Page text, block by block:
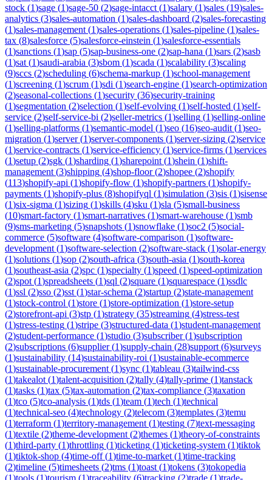
stock (1)sage (1)sage-50 (2)sage-intacct (1)salary (1)sales (19)sales-
analytics (3)sales-automation (1)sales-dashboard (2)sales-forecasting
(1)sales-management (1)sales-operations (1)sales-pipeline (1)sales-
tax (8)salesforce (5)salesforce-einstein (1)salesforce-essentials
(1)sanctions (1)sap (5)sap-business-one (2)sap-hana (1)sars (2)sasb
(1)sat (1)saudi-arabia (3)sbom (1)scada (1)scalability (3)scaling
(9)sccs (2)scheduling (6)schema-markup (1)school-management
(1)screening (1)scrum (1)sdi (1)search-engine (1)search-optimization
(2)seasonal-collections (1)security (36)security-training
(1)segmentation (2)selection (1)self-evolving (1)self-hosted (1)self-
service (2)self-service-bi (2)seller-metrics (1)selling (1)selling-online
(1)selling-platforms (1)semantic-model (1)seo (16)seo-audit (1)seo-
migration (1)server(1)server-components (1)server-sizing (2)service
(1)service-contracts (1)service-efficiency (1)service-firms (1)services
(1)setup (2)sgk (1)sharding (1)sharepoint (1)shein (1)shift-
management (3)shipping (4)shop-floor(2)shopee (2)shopify
(113)shopify-api (1)shopify-flow (1)shopify-partners (1)shopify-
payments (1)shopify-plus (8)shopifyql (1)simulation (3)sis (1)sisense
(1)six-sigma (1)sizing (1)skills (4)sku (1)sla (5)small-business
(10)smart-factory (1)smart-narratives (1)smart-warehouse (1)smb
(9)sms-marketing (5)snapshots (1)snowflake (1)soc2 (5)social-
commerce (5)software (4)software-comparison (1)software-
development (1)software-selection (2)software-stack (1)solar-energy
(1)solutions (1)sop (2)south-africa (3)south-asia (1)south-korea
(1)southeast-asia (2)spc (1)specialty (1)speed (1)speed-optimization
(2)spot (1)spreadsheets (1)sql (2)square (1)squarespace (1)ssdlc
(1)ssl (2)sso (2)sst (1)star-schema (2)startup (2)state-management
(1)stock-control (1)store (1)store-optimization (1)store-setup
(2)storefront-api (3)stp (1)strategy (35)streaming (4)stress-test
(1)stress-testing (1)stripe (3)structured-data (1)student-management
(2)student-performance (1)studio (3)subscriber(1)subscription
(2)subscriptions (6)supplier(1)supply-chain (28)support (6)surveys
(1)sustainability (14)sustainability-roi (1)sustainable-ecommerce
(1)sustainable-procurement (1)sync (1)tableau (3)tailwind-css
(1)takealot (1)talent-acquisition (2)tally (4)tally-prime (1)tanstack
(1)tasks (1)tax (5)tax-automation (2)tax-compliance (3)taxation
(1)tco (5)tco-analysis (1)tds (1)team (1)tech (1)technical
(1)technical-seo (4)technology (2)telecom (3)templates (3)temu
(1)terraform (1)territory-management (1)testing (7)text-messaging
(1)textile (2)theme-development (2)themes (1)theory-of-constraints
(1)third-party (1)throttling (1)ticketing (1)ticketing-system (1)tiktok
(1)tiktok-shop (4)time-off(1)time-to-market (1)time-tracking
(2)timeline (5)timesheets (2)tms (1)toast (1)tokens (3)tokopedia
(1)tools (1)tourism (1)traceability (6)tracking (2)trade (1)trade-